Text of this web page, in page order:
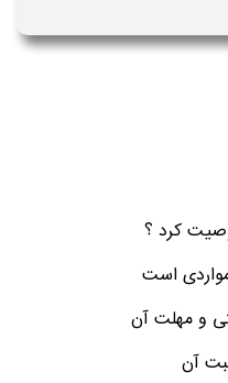
وصیت کرد ؟
است
و مهلت آن
آن